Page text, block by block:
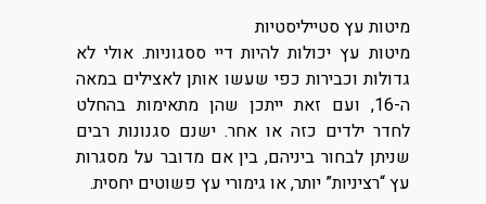
מיטות עץ סטייליסטיות
מיטות עץ יכולות להיות דיי ססגוניות. אולי לא
גדולות וכבירות כפי שעשו אותן לאצילים במאה
ה-16, ועם זאת ייתכן שהן מתאימות בהחלט
לחדר ילדים כזה או אחר. ישנם סגנונות רבים
שניתן לבחור ביניהם, בין אם מדובר על מסגרות
עץ “רציניות” יותר, או גימורי עץ פשוטים יחסית.